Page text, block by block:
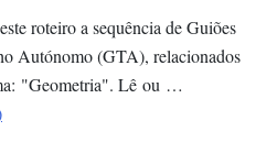
roteiro a sequência de Guiões
Autónomo (GTA), relacionados
"Geometria". Lê ou …